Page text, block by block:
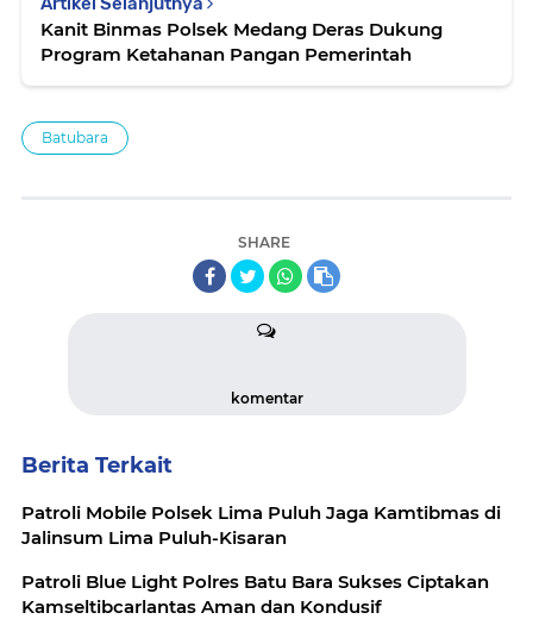
Kanit Binmas Polsek Medang Deras Dukung
Program Ketahanan Pangan Pemerintah
Batubara
SHARE
komentar
Berita Terkait
Patroli Mobile Polsek Lima Puluh Jaga Kamtibmas di
Jalinsum Lima Puluh-Kisaran
Patroli Blue Light Polres Batu Bara Sukses Ciptakan
Kamseltibcarlantas Aman dan Kondusif